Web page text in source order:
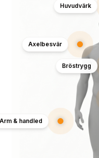
Huvudvärk
Axelbesvär
Bröstrygg
Arm & handled